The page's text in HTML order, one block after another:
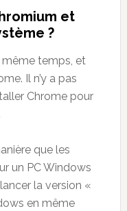
et
?
temps, et
Il n’y a pas
Chrome pour
que les
un PC Windows
la version «
en même